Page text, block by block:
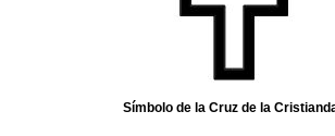
Símbolo de la Cruz de la